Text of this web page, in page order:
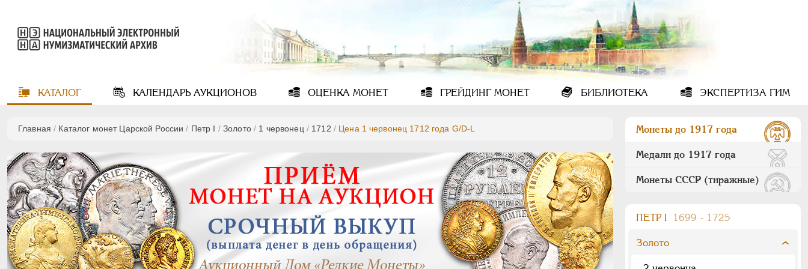
КАТАЛОГ КАЛЕНДАРЬАУКЦИОНОВ ОЦЕНКА МОНЕТ ГРЕЙДИНГМОНЕТ БИБЛИОТЕКА ЭКСПЕРТИЗА ГИМ
Главная / Каталог монет Царской России / Пeтр I /Золото/ 1 червонец / 1712 / Цена 1 червонец 1712 года G/D-L Монеты до 1917 года
Медали до 1917 года
Монеты СССР (тиражные)
ПEТР I 1699 - 1725
Золото